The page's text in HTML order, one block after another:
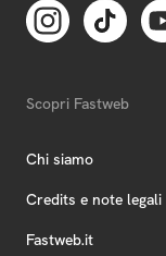
Scopri Fastweb
Chi siamo
Credits e note legali
Fastweb.it